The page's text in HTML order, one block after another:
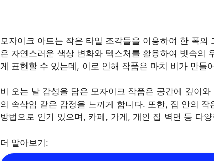
모자이크 아트는 작은 타일 조각들을 이용하여 한 폭의
은 자연스러운 색상 변화와 텍스처를 활용하여 빗속의
게 표현할 수 있는데, 이로 인해 작품은 마치 비가 만들
비 오는 날 감성을 담은 모자이크 작품은 공간에 깊이
의 속삭임 같은 감정을 느끼게 합니다. 또한, 집 안의
방법으로 인기 있으며, 카페, 가게, 개인 집 벽면 등 다
더 알아보기: